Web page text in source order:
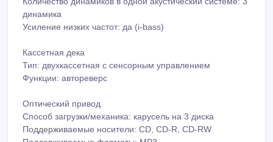
Мощность фронтальных колонок: 2x80 Вт
Количество динамиков в одной акустический системе: 3
динамика
Кассетная дека
Тип: двухкассетная с сенсорным управлением
Оптический привод
Cпособ загрузки/механика: карусель на 3 диска